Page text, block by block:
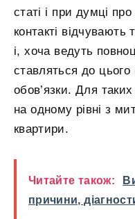
статі і при думці
контакті відчувають
і, хоча ведуть
ставляться до
обов’язки. Для таких
на одному рівні з
квартири.
Читайте також:
причини,